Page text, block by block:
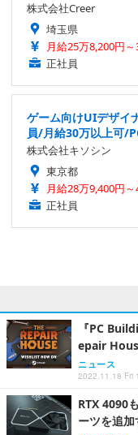
株式会社Creer
埼玉県
月給25万8,200円
正社員
ゲーム向けUIデザイ
員/月給30万以上可/
株式会社キソシン
東京都
月給28万9,400円
正社員
『PC
epair
ニュース
2022.11.18 Fri
RTX 4090
ーツを追